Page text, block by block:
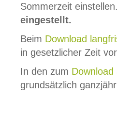
Sommerzeit
eingestellt.
Beim Download
in gesetzlicher Zeit
In den zum Download
grundsätzlich